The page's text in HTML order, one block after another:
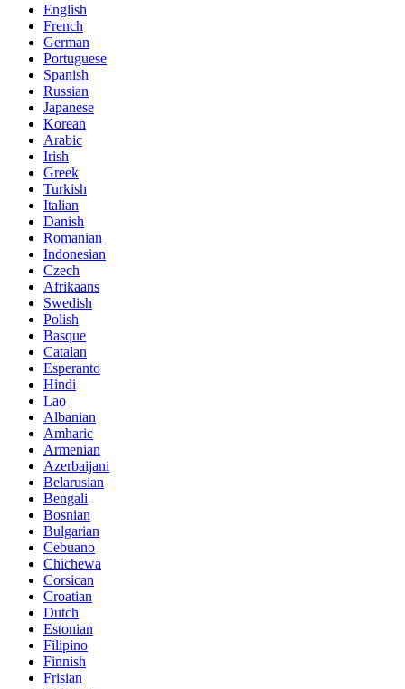
English
French
German
Portuguese
Spanish
Russian
Japanese
Korean
Arabic
Irish
Greek
Turkish
Italian
Danish
Romanian
Indonesian
Czech
Afrikaans
Swedish
Polish
Basque
Catalan
Esperanto
Hindi
Lao
Albanian
Amharic
Armenian
Azerbaijani
Belarusian
Bengali
Bosnian
Bulgarian
Cebuano
Chichewa
Corsican
Croatian
Dutch
Estonian
Filipino
Finnish
Frisian